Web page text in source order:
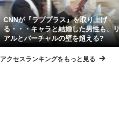
CNNが『ラブプラス』を取り上げ
る・・・キャラと結婚した男性も、リ
アルとバーチャルの壁を超える?
アクセスランキングをもっと見る